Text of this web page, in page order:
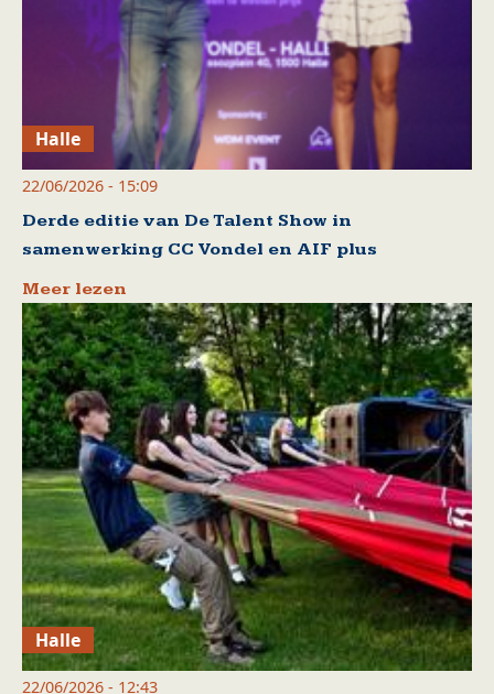
Halle
22/06/2026 - 15:09
Derde editie van De Talent Show in
samenwerking CC Vondel en AIF plus
Meer lezen
Halle
22/06/2026 - 12:43